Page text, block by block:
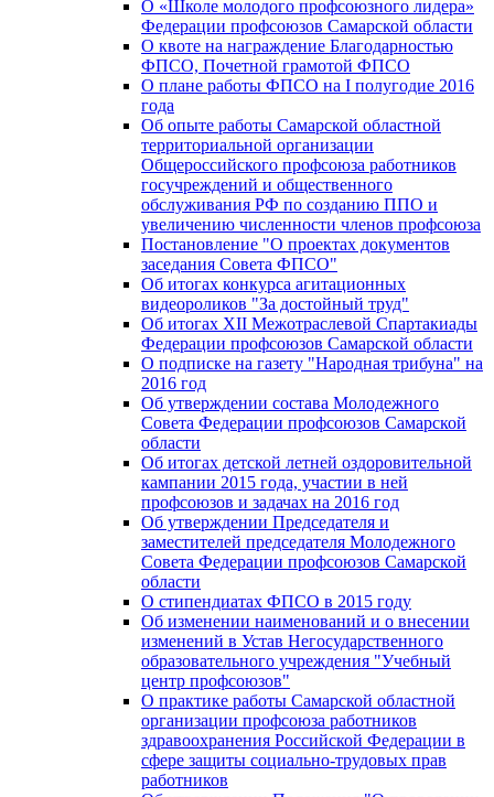
О «Школе молодого профсоюзного лидера»
Федерации профсоюзов Самарской области
О квоте на награждение Благодарностью
ФПСО, Почетной грамотой ФПСО
О плане работы ФПСО на I полугодие 2016
года
Об опыте работы Самарской областной
территориальной организации
Общероссийского профсоюза работников
госучреждений и общественного
обслуживания РФ по созданию ППО и
увеличению численности членов профсоюза
Постановление "О проектах документов
заседания Совета ФПСО"
Об итогах конкурса агитационных
видеороликов "За достойный труд"
Об итогах XII Межотраслевой Спартакиады
Федерации профсоюзов Самарской области
О подписке на газету "Народная трибуна" на
2016 год
Об утверждении состава Молодежного
Совета Федерации профсоюзов Самарской
области
Об итогах детской летней оздоровительной
кампании 2015 года, участии в ней
профсоюзов и задачах на 2016 год
Об утверждении Председателя и
заместителей председателя Молодежного
Совета Федерации профсоюзов Самарской
области
О стипендиатах ФПСО в 2015 году
Об изменении наименований и о внесении
изменений в Устав Негосударственного
образовательного учреждения "Учебный
центр профсоюзов"
О практике работы Самарской областной
организации профсоюза работников
здравоохранения Российской Федерации в
сфере защиты социально-трудовых прав
работников